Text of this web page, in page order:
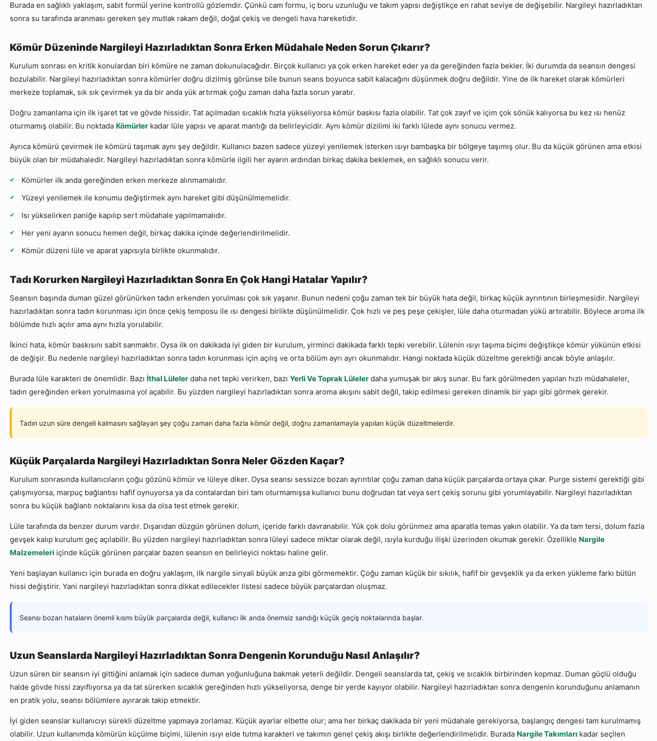
Burada en sağlıklı yaklaşım, sabit formül yerine kontrollü gözlemdir. Çünkü cam formu, iç boru uzunluğu ve takım yapısı değiştikçe en rahat seviye de değişebilir. Nargileyi hazırladıktan
sonra su tarafında aranması gereken şey mutlak rakam değil, doğal çekiş ve dengeli hava hareketidir.
Kömür Düzeninde Nargileyi Hazırladıktan Sonra Erken Müdahale Neden Sorun Çıkarır?
Kurulum sonrası en kritik konulardan biri kömüre ne zaman dokunulacağıdır. Birçok kullanıcı ya çok erken hareket eder ya da gereğinden fazla bekler. İki durumda da seansın dengesi
bozulabilir. Nargileyi hazırladıktan sonra kömürler doğru dizilmiş görünse bile bunun seans boyunca sabit kalacağını düşünmek doğru değildir. Yine de ilk hareket olarak kömürleri
merkeze toplamak, sık sık çevirmek ya da bir anda yük artırmak çoğu zaman daha fazla sorun yaratır.
Doğru zamanlama için ilk işaret tat ve gövde hissidir. Tat açılmadan sıcaklık hızla yükseliyorsa kömür baskısı fazla olabilir. Tat çok zayıf ve içim çok sönük kalıyorsa bu kez ısı henüz
oturmamış olabilir. Bu noktada Kömürler kadar lüle yapısı ve aparat mantığı da belirleyicidir. Aynı kömür dizilimi iki farklı lülede aynı sonucu vermez.
Ayrıca kömürü çevirmek ile kömürü taşımak aynı şey değildir. Kullanıcı bazen sadece yüzeyi yenilemek isterken ısıyı bambaşka bir bölgeye taşımış olur. Bu da küçük görünen ama etkisi
büyük olan bir müdahaledir. Nargileyi hazırladıktan sonra kömürle ilgili her ayarın ardından birkaç dakika beklemek, en sağlıklı sonucu verir.
Kömürler ilk anda gereğinden erken merkeze alınmamalıdır.
Yüzeyi yenilemek ile konumu değiştirmek aynı hareket gibi düşünülmemelidir.
Isı yükselirken paniğe kapılıp sert müdahale yapılmamalıdır.
Her yeni ayarın sonucu hemen değil, birkaç dakika içinde değerlendirilmelidir.
Kömür düzeni lüle ve aparat yapısıyla birlikte okunmalıdır.
Tadı Korurken Nargileyi Hazırladıktan Sonra En Çok Hangi Hatalar Yapılır?
Seansın başında duman güzel görünürken tadın erkenden yorulması çok sık yaşanır. Bunun nedeni çoğu zaman tek bir büyük hata değil, birkaç küçük ayrıntının birleşmesidir. Nargileyi
hazırladıktan sonra tadın korunması için önce çekiş temposu ile ısı dengesi birlikte düşünülmelidir. Çok hızlı ve peş peşe çekişler, lüle daha oturmadan yükü artırabilir. Böylece aroma ilk
bölümde hızlı açılır ama aynı hızla yorulabilir.
İkinci hata, kömür baskısını sabit sanmaktır. Oysa ilk on dakikada iyi giden bir kurulum, yirminci dakikada farklı tepki verebilir. Lülenin ısıyı taşıma biçimi değiştikçe kömür yükünün etkisi
de değişir. Bu nedenle nargileyi hazırladıktan sonra tadın korunması için açılış ve orta bölüm ayrı ayrı okunmalıdır. Hangi noktada küçük düzeltme gerektiği ancak böyle anlaşılır.
Burada lüle karakteri de önemlidir. Bazı İthal Lüleler daha net tepki verirken, bazı Yerli Ve Toprak Lüleler daha yumuşak bir akış sunar. Bu fark görülmeden yapılan hızlı müdahaleler,
tadın gereğinden erken yorulmasına yol açabilir. Bu yüzden nargileyi hazırladıktan sonra aroma akışını sabit değil, takip edilmesi gereken dinamik bir yapı gibi görmek gerekir.
Tadın uzun süre dengeli kalmasını sağlayan şey çoğu zaman daha fazla kömür değil, doğru zamanlamayla yapılan küçük düzeltmelerdir.
Küçük Parçalarda Nargileyi Hazırladıktan Sonra Neler Gözden Kaçar?
Kurulum sonrasında kullanıcıların çoğu gözünü kömür ve lüleye diker. Oysa seansı sessizce bozan ayrıntılar çoğu zaman daha küçük parçalarda ortaya çıkar. Purge sistemi gerektiği gibi
çalışmıyorsa, marpuç bağlantısı hafif oynuyorsa ya da contalardan biri tam oturmamışsa kullanıcı bunu doğrudan tat veya sert çekiş sorunu gibi yorumlayabilir. Nargileyi hazırladıktan
sonra bu küçük bağlantı noktalarını kısa da olsa test etmek gerekir.
Lüle tarafında da benzer durum vardır. Dışarıdan düzgün görünen dolum, içeride farklı davranabilir. Yük çok dolu görünmez ama aparatla temas yakın olabilir. Ya da tam tersi, dolum fazla
gevşek kalıp kurulum geç açılabilir. Bu yüzden nargileyi hazırladıktan sonra lüleyi sadece miktar olarak değil, ısıyla kurduğu ilişki üzerinden okumak gerekir. Özellikle Nargile
Malzemeleri içinde küçük görünen parçalar bazen seansın en belirleyici noktası haline gelir.
Yeni başlayan kullanıcı için burada en doğru yaklaşım, ilk nargile sinyali büyük arıza gibi görmemektir. Çoğu zaman küçük bir sıkılık, hafif bir gevşeklik ya da erken yükleme farkı bütün
hissi değiştirir. Yani nargileyi hazırladıktan sonra dikkat edilecekler listesi sadece büyük parçalardan oluşmaz.
Seansı bozan hataların önemli kısmı büyük parçalarda değil, kullanıcı ilk anda önemsiz sandığı küçük geçiş noktalarında başlar.
Uzun Seanslarda Nargileyi Hazırladıktan Sonra Dengenin Korunduğu Nasıl Anlaşılır?
Uzun süren bir seansın iyi gittiğini anlamak için sadece duman yoğunluğuna bakmak yeterli değildir. Dengeli seanslarda tat, çekiş ve sıcaklık birbirinden kopmaz. Duman güçlü olduğu
halde gövde hissi zayıflıyorsa ya da tat sürerken sıcaklık gereğinden hızlı yükseliyorsa, denge bir yerde kayıyor olabilir. Nargileyi hazırladıktan sonra dengenin korunduğunu anlamanın
en pratik yolu, seansı bölümlere ayırarak takip etmektir.
İyi giden seanslar kullanıcıyı sürekli düzeltme yapmaya zorlamaz. Küçük ayarlar elbette olur; ama her birkaç dakikada bir yeni müdahale gerekiyorsa, başlangıç dengesi tam kurulmamış
olabilir. Uzun kullanımda kömürün küçülme biçimi, lülenin ısıyı elde tutma karakteri ve takımın genel çekiş akışı birlikte değerlendirilmelidir. Burada Nargile Takımları kadar seçilen